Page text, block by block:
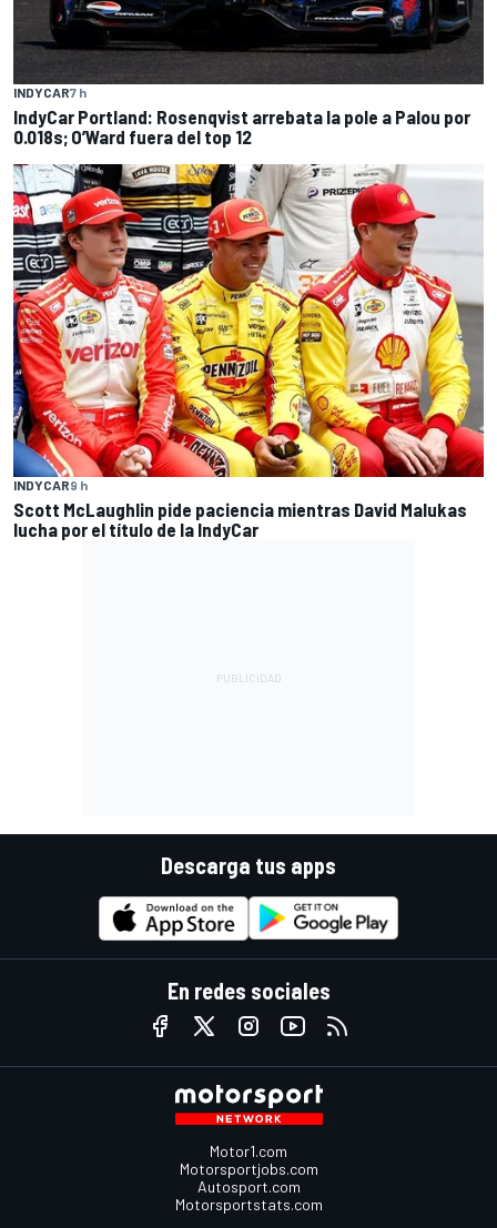
INDYCAR7 h
IndyCar Portland: Rosenqvist arrebata la pole a Palou por
0.018s; O’Ward fuera del top 12
INDYCAR9 h
Scott McLaughlin pide paciencia mientras David Malukas
lucha por el título de la IndyCar
Descarga tus apps
En redes sociales
Motor1.com
Motorsportjobs.com
Autosport.com
Motorsportstats.com